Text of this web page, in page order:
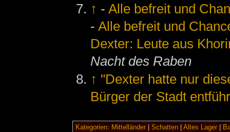
↑ -Alle befreit und
-Alle befreit und
Dexter: Leute aus
Nacht des Raben
↑ "Dexter hatte nur
Bürger der Stadt
Kategorien: Mittelländer| Schatten| Altes Lager|